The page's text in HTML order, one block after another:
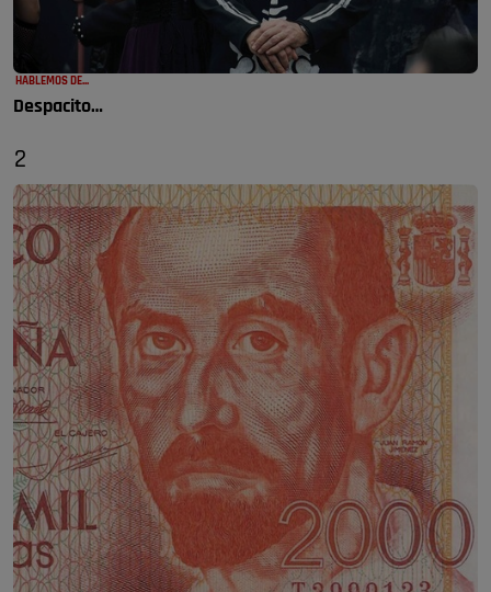
HABLEMOS DE...
Despacito…
2